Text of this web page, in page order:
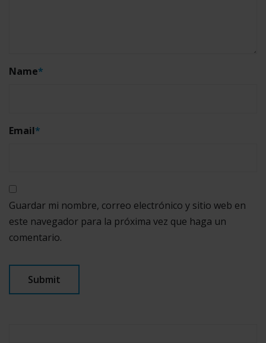
Name*
Email*
Guardar mi nombre, correo electrónico y sitio web en
este navegador para la próxima vez que haga un
comentario.